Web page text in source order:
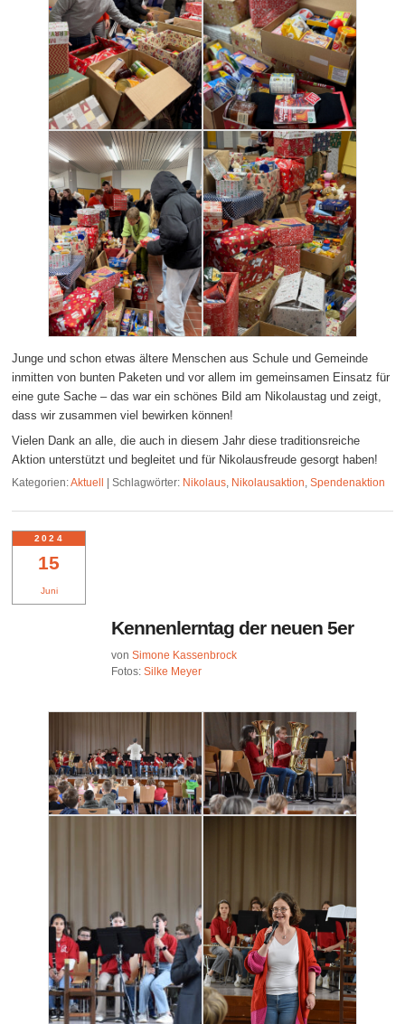
Junge und schon etwas ältere Menschen aus Schule und Gemeinde
inmitten von bunten Paketen und vor allem im gemeinsamen Einsatz für
eine gute Sache – das war ein schönes Bild am Nikolaustag und zeigt,
dass wir zusammen viel bewirken können!
Vielen Dank an alle, die auch in diesem Jahr diese traditionsreiche
Aktion unterstützt und begleitet und für Nikolausfreude gesorgt haben!
Kategorien:Aktuell |Schlagwörter: Nikolaus, Nikolausaktion,Spendenaktion
15
Juni
2024
Kennenlerntag der neuen 5er
vonSimone Kassenbrock
Fotos:Silke Meyer